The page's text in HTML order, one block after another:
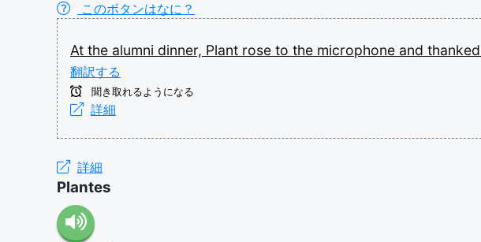
このボタンはなに？
At the alumni dinner, Plant rose to the microphone and thanked
翻訳する
聞き取れるようになる
詳細
詳細
Plantes